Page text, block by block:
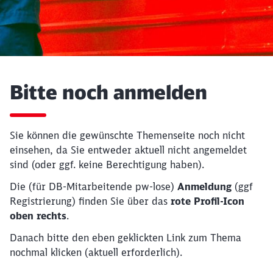
Bitte noch anmelden
Sie können die gewünschte Themenseite noch nicht
einsehen, da Sie entweder aktuell nicht angemeldet
sind (oder ggf. keine Berechtigung haben).
Die (für DB-Mitarbeitende pw-lose) Anmeldung (ggf
Registrierung) finden Sie über das rote Profil-Icon
oben rechts.
Danach bitte den eben geklickten Link zum Thema
nochmal klicken (aktuell erforderlich).
Möchten Sie zuweitergeleitet
werden?
Abbrechen Weiter